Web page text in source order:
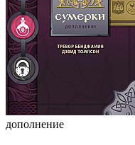
дополнение